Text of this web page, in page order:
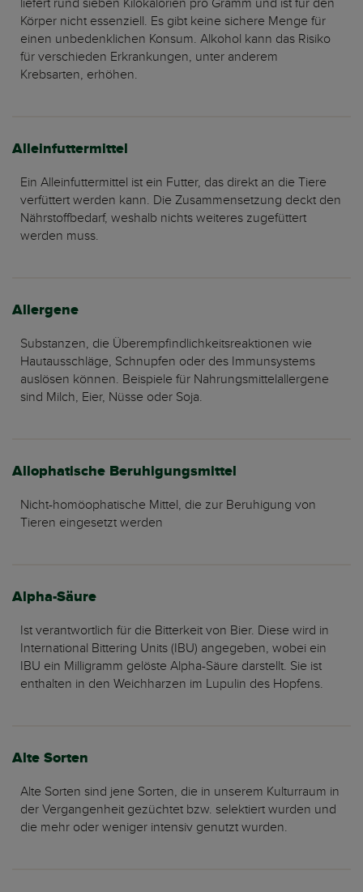
liefert rund sieben Kilokalorien pro Gramm und ist für den
Körper nicht essenziell. Es gibt keine sichere Menge für
einen unbedenklichen Konsum. Alkohol kann das Risiko
für verschieden Erkrankungen, unter anderem
Krebsarten, erhöhen.
Alleinfuttermittel
Ein Alleinfuttermittel ist ein Futter, das direkt an die Tiere
verfüttert werden kann. Die Zusammensetzung deckt den
Nährstoffbedarf, weshalb nichts weiteres zugefüttert
werden muss.
Allergene
Substanzen, die Überempfindlichkeitsreaktionen wie
Hautausschläge, Schnupfen oder des Immunsystems
auslösen können. Beispiele für Nahrungsmittelallergene
sind Milch, Eier, Nüsse oder Soja.
Allophatische Beruhigungsmittel
Nicht-homöophatische Mittel, die zur Beruhigung von
Tieren eingesetzt werden
Alpha-Säure
Ist verantwortlich für die Bitterkeit von Bier. Diese wird in
International Bittering Units (IBU) angegeben, wobei ein
IBU ein Milligramm gelöste Alpha-Säure darstellt. Sie ist
enthalten in den Weichharzen im Lupulin des Hopfens.
Alte Sorten
Alte Sorten sind jene Sorten, die in unserem Kulturraum in
der Vergangenheit gezüchtet bzw. selektiert wurden und
die mehr oder weniger intensiv genutzt wurden.